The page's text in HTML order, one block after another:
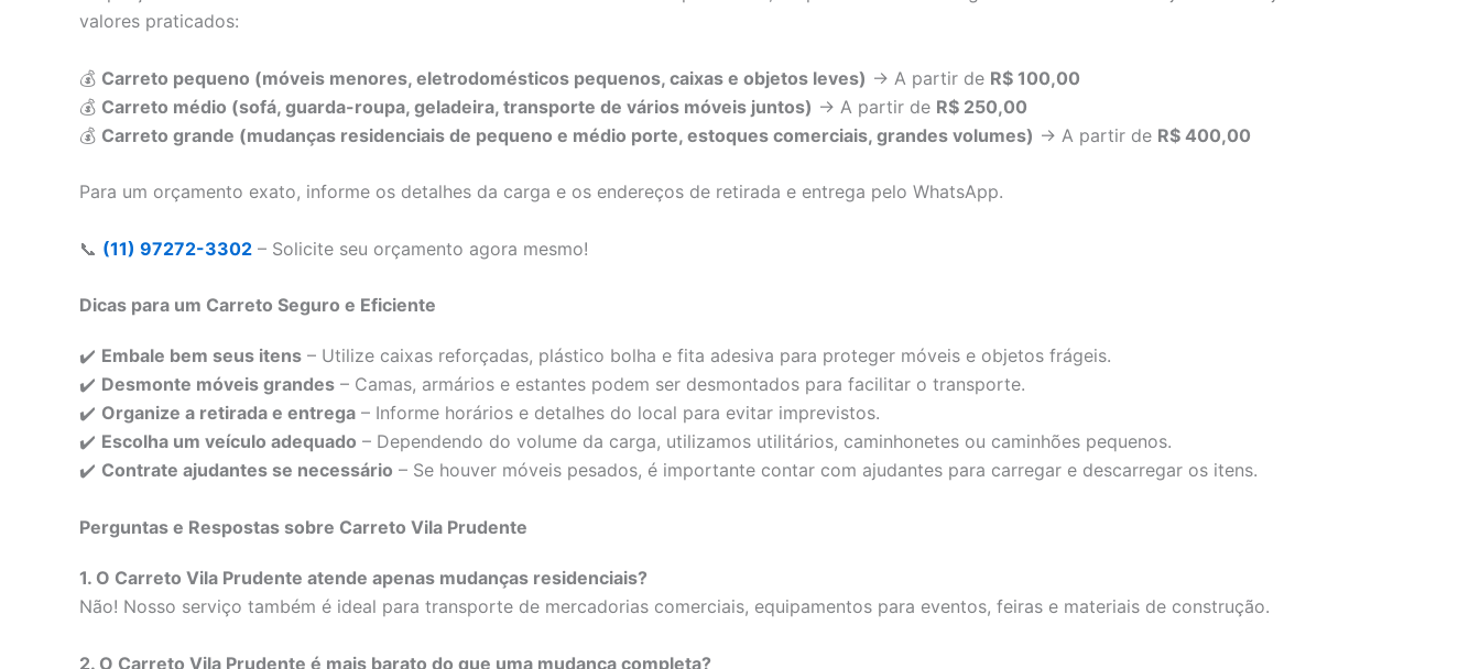
valores praticados:
💰 Carreto pequeno (móveis menores, eletrodomésticos pequenos, caixas e objetos leves) → A partir de R$ 100,00
💰 Carreto médio (sofá, guarda-roupa, geladeira, transporte de vários móveis juntos) → A partir de R$ 250,00
💰 Carreto grande (mudanças residenciais de pequeno e médio porte, estoques comerciais, grandes volumes) → A partir de R$ 400,00
Para um orçamento exato, informe os detalhes da carga e os endereços de retirada e entrega pelo WhatsApp.
📞 (11) 97272-3302 – Solicite seu orçamento agora mesmo!
Dicas para um Carreto Seguro e Eficiente
✔️ Embale bem seus itens – Utilize caixas reforçadas, plástico bolha e fita adesiva para proteger móveis e objetos frágeis.
✔️ Desmonte móveis grandes – Camas, armários e estantes podem ser desmontados para facilitar o transporte.
✔️ Organize a retirada e entrega – Informe horários e detalhes do local para evitar imprevistos.
✔️ Escolha um veículo adequado – Dependendo do volume da carga, utilizamos utilitários, caminhonetes ou caminhões pequenos.
✔️ Contrate ajudantes se necessário – Se houver móveis pesados, é importante contar com ajudantes para carregar e descarregar os itens.
Perguntas e Respostas sobre Carreto Vila Prudente
1. O Carreto Vila Prudente atende apenas mudanças residenciais?
Não! Nosso serviço também é ideal para transporte de mercadorias comerciais, equipamentos para eventos, feiras e materiais de construção.
2. O Carreto Vila Prudente é mais barato do que uma mudança completa?